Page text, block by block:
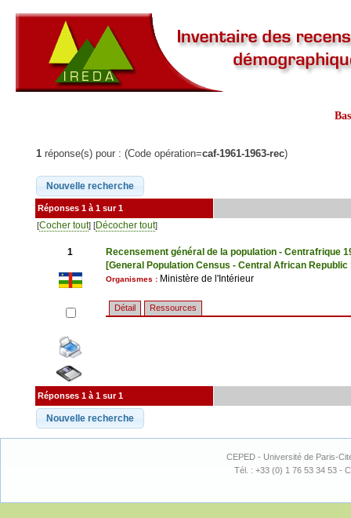
1 réponse(s) pour : (Code opération=caf-1961-1963-rec)
Réponses 1 à 1 sur 1
[Cocher tout] [Décocher tout]
1
Recensement général de la population - Centrafrique
[General Population Census - Central African Republic
Organismes : Ministère de l'Intérieur
Détail Ressources
Réponses 1 à 1 sur 1
CEPED - Université de Paris-
Tél. : +33 (0) 1 76 53 34 53 -